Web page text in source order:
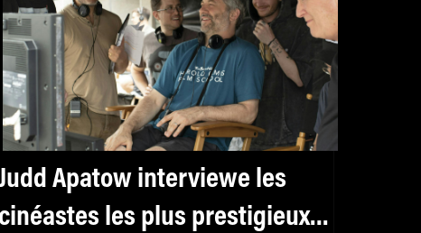
Apatow interviewe les
cinéastes les plus prestigieux